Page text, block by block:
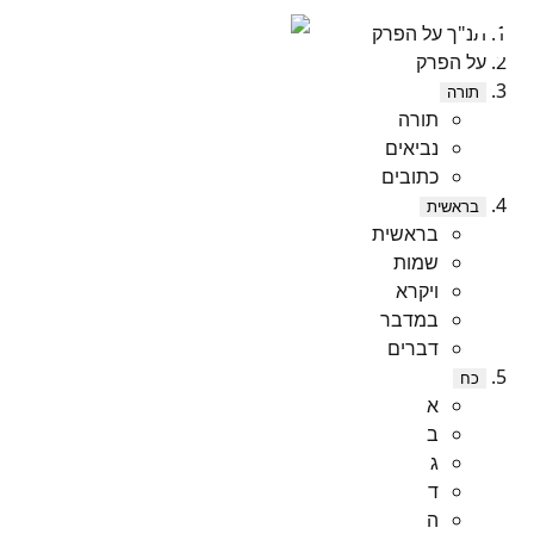
תנ"ך על הפרק
על הפרק
תורה
תורה
נביאים
כתובים
בראשית
בראשית
שמות
ויקרא
במדבר
דברים
כח
א
ב
ג
ד
ה